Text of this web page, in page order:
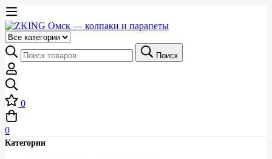
Выберите
категорию
Искать:
Поиск
0
0
Категории